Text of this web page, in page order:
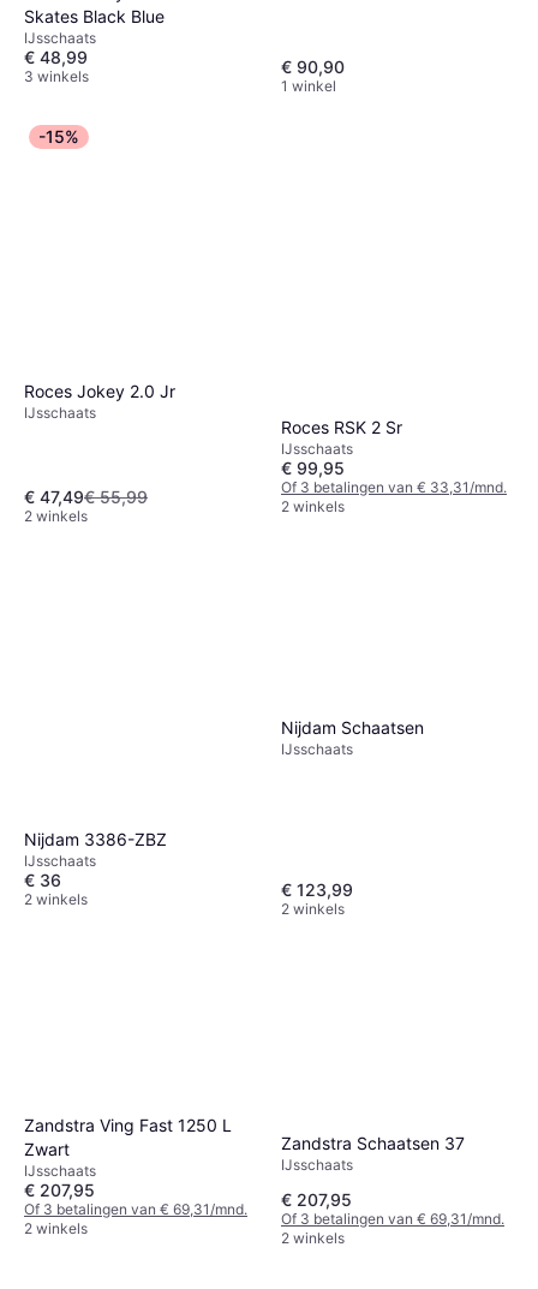
Skates Black Blue
IJsschaats
€ 48,99
3 winkels € 90,90
1 winkel
-15%
Roces Jokey 2.0 Jr
IJsschaats
€ 47,49€ 55,99
2 winkels
Roces RSK 2 Sr
IJsschaats
€ 99,95
Of 3 betalingen van € 33,31/mnd.
2 winkels
Nijdam 3386-ZBZ
IJsschaats
€ 36
2 winkels
Nijdam Schaatsen
IJsschaats
€ 123,99
2 winkels
Zandstra Ving Fast 1250 L
Zwart
IJsschaats
€ 207,95
Of 3 betalingen van € 69,31/mnd.
2 winkels
Zandstra Schaatsen 37
IJsschaats
€ 207,95
Of 3 betalingen van € 69,31/mnd.
2 winkels